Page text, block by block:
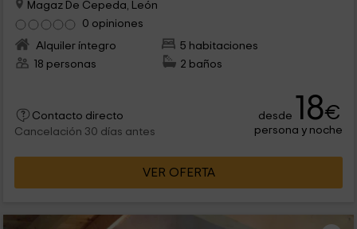
Magaz De Cepeda, León
0 opiniones
Alquiler íntegro
5 habitaciones
18 personas
2 baños
Contacto directo
Cancelación 30 días antes
desde 18€
persona y noche
VER OFERTA